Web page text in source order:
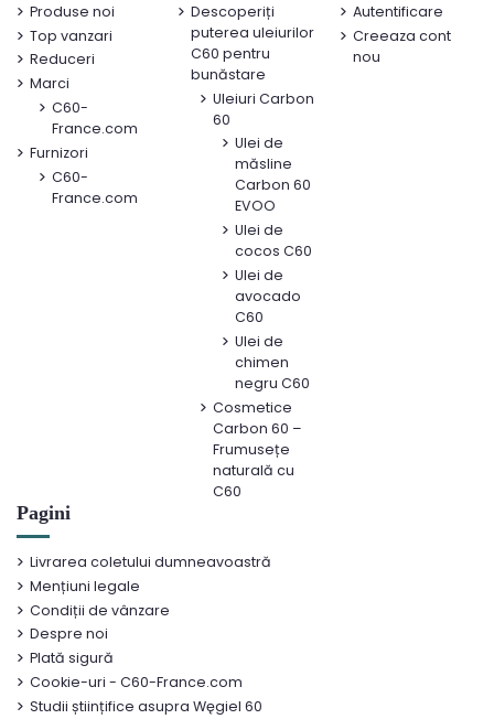
Produse noi
Top vanzari
Reduceri
Marci
C60-
France.com
Furnizori
C60-
France.com
Descoperiți
puterea uleiurilor
C60 pentru
bunăstare
Uleiuri Carbon
60
Ulei de
măsline
Carbon 60
EVOO
Ulei de
cocos C60
Ulei de
avocado
C60
Ulei de
chimen
negru C60
Cosmetice
Carbon 60 –
Frumusețe
naturală cu
C60
Autentificare
Creeaza cont
nou
Pagini
Livrarea coletului dumneavoastră
Mențiuni legale
Condiții de vânzare
Despre noi
Plată sigură
Cookie-uri - C60-France.com
Studii științifice asupra Węgiel 60